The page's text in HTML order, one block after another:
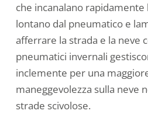
che incanalano rapidamente
lontano dal pneumatico e
afferrare la strada e la neve
pneumatici invernali
inclemente per una
maneggevolezza sulla neve
strade scivolose.